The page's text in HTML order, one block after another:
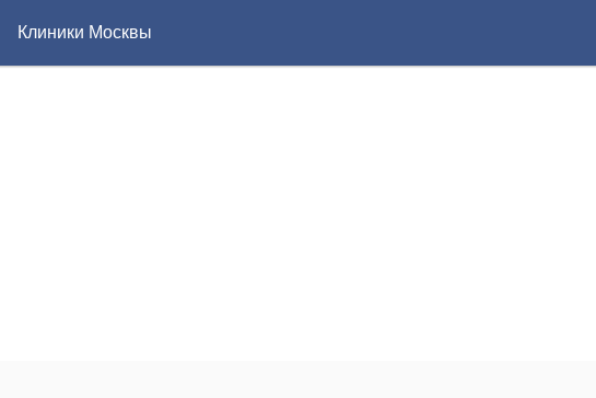
Клиники Москвы